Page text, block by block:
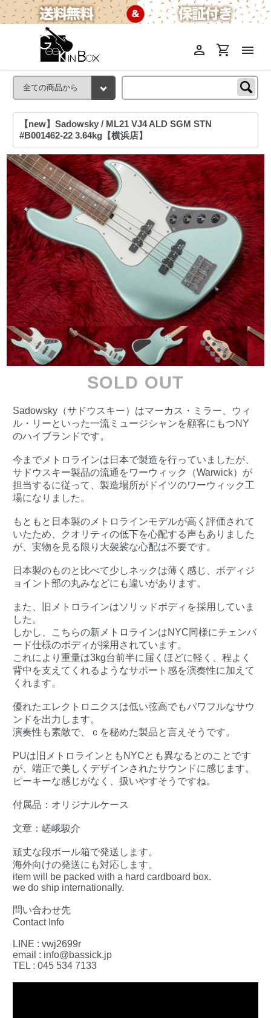
menu
shopping_cart
person
【new】Sadowsky / ML21 VJ4 ALD SGM STN
#B001462-22 3.64kg【横浜店】
SOLD OUT
Sadowsky（サドウスキー）はマーカス・ミラー、ウィ
ル・リーといった一流ミュージシャンを顧客にもつNY
のハイブランドです。
今までメトロラインは日本で製造を行っていましたが、
サドウスキー製品の流通をワーウィック（Warwick）が
担当するに従って、製造場所がドイツのワーウィック工
場になりました。
もともと日本製のメトロラインモデルが高く評価されて
いたため、クオリティの低下を心配する声もありました
が、実物を見る限り大袈裟な心配は不要です。
日本製のものと比べて少しネックは薄く感じ、ボディジ
ョイント部の丸みなどにも違いがあります。
また、旧メトロラインはソリッドボディを採用していま
した。
しかし、こちらの新メトロラインはNYC同様にチェンバ
ード仕様のボディが採用されています。
これにより重量は3kg台前半に届くほどに軽く、程よく
背中を支えてくれるようなサポート感を演奏性に加えて
くれます。
優れたエレクトロニクスは低い弦高でもパワフルなサウ
ンドを出力します。
演奏性も素敵で、ｃを秘めた製品と言えそうです。
PUは旧メトロラインともNYCとも異なるとのことです
が、端正で美しくデザインされたサウンドに感じます。
ピーキーな感じがなく、扱いやすそうですね。
付属品：オリジナルケース
文章：嵯峨駿介
頑丈な段ボール箱で発送します。
海外向けの発送にも対応します。
item will be packed with a hard cardboard box.
we do ship internationally.
問い合わせ先
Contact Info
LINE : vwj2699r
email : info@bassick.jp
TEL : 045 534 7133